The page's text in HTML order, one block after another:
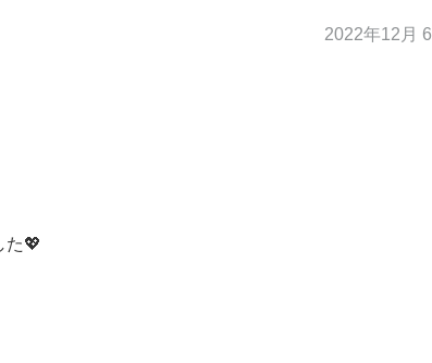
2022年12月
た💖